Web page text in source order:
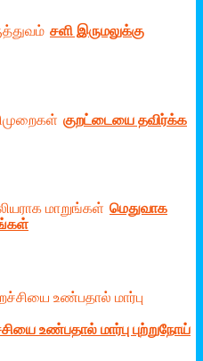
சளி இருமலுக்கு
குறட்டையை தவிர்க்க
மெதுவாக
உண்பதால் மார்பு புற்றுநோய்